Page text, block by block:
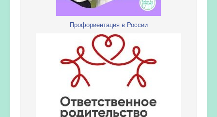
Профориентация в России